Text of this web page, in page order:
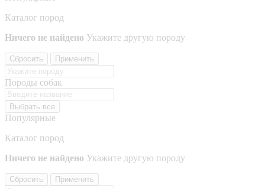
Каталог пород
Ничего не найдено Укажите другую породу
Сбросить Применить
Породы собак
Выбрать все
Популярные
Каталог пород
Ничего не найдено Укажите другую породу
Сбросить Применить